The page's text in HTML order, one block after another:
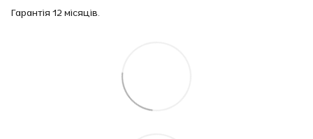
Гарантія 12 місяців.